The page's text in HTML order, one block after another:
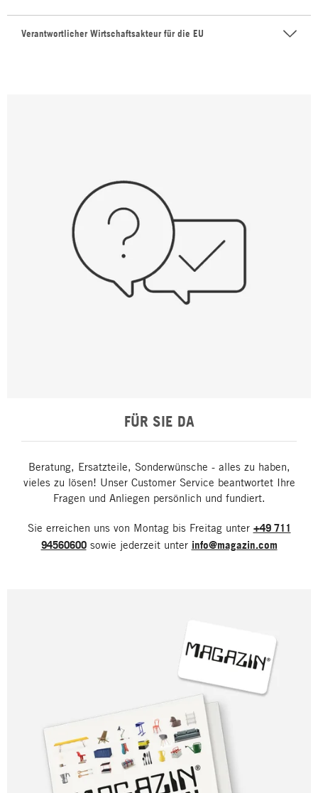
Verantwortlicher Wirtschaftsakteur für die EU
FÜR SIE DA
Beratung, Ersatzteile, Sonderwünsche - alles zu haben,
vieles zu lösen! Unser Customer Service beantwortet Ihre
Fragen und Anliegen persönlich und fundiert.
Sie erreichen uns von Montag bis Freitag unter +49 711
94560600sowie jederzeit unter info@magazin.com